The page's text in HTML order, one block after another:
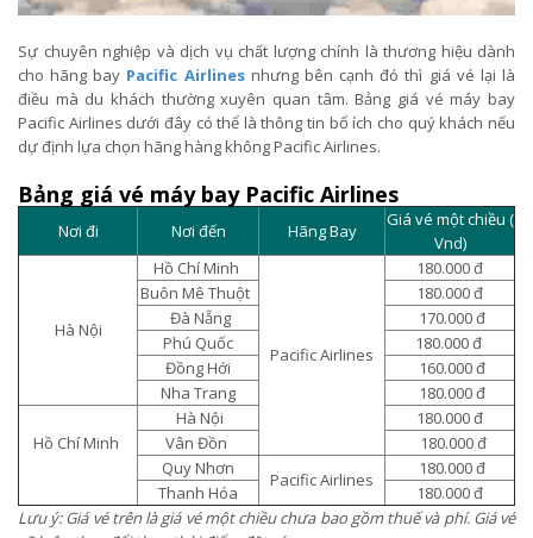
Sự chuyên nghiệp và dịch vụ chất lượng chính là thương hiệu dành
cho hãng bay Pacific Airlinesnhưng bên cạnh đó thì giá vé lại là
điều mà du khách thường xuyên quan tâm. Bảng giá vé máy bay
Pacific Airlines dưới đây có thể là thông tin bổ ích cho quý khách nếu
dự định lựa chọn hãng hàng không Pacific Airlines.
Bảng giá vé máy bay Pacific Airlines
Nơi đi Nơi đến Hãng Bay
Giá vé một chiều (
Vnd)
Hà Nội
Hồ Chí Minh
Pacific Airlines
180.000 đ
Buôn Mê Thuột
180.000 đ
Đà Nẵng
170.000 đ
Phú Quốc
180.000 đ
Đồng Hới
160.000 đ
Nha Trang
180.000 đ
Hồ Chí Minh
Hà Nội
180.000 đ
Vân Đồn
180.000 đ
Quy Nhơn
Pacific Airlines
180.000 đ
Thanh Hóa
180.000 đ
Lưu ý: Giá vé trên là giá vé một chiều chưa bao gồm thuế và phí. Giá vé